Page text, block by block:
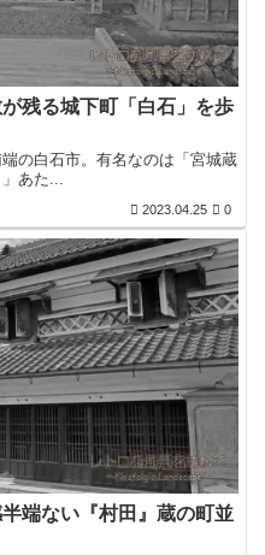
残る城下町「白石」を歩
の白石市。有名なのは「宮城蔵
あた...
2023.04.25 0
端ない『村田』蔵の町並